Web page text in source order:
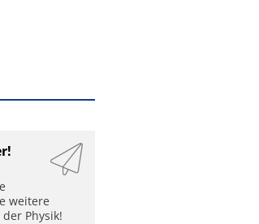
weitere
Physik!